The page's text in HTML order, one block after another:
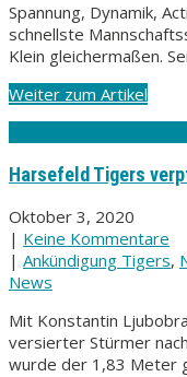
Spannung, Dynamik,
schnellste
Klein gleichermaßen.
Weiter zum Artikel
Harsefeld Tigers
Oktober 3, 2020
| Keine Kommentare
| Ankündigung Tigers,
News
Mit Konstantin
versierter Stürmer
wurde der 1,83 Meter